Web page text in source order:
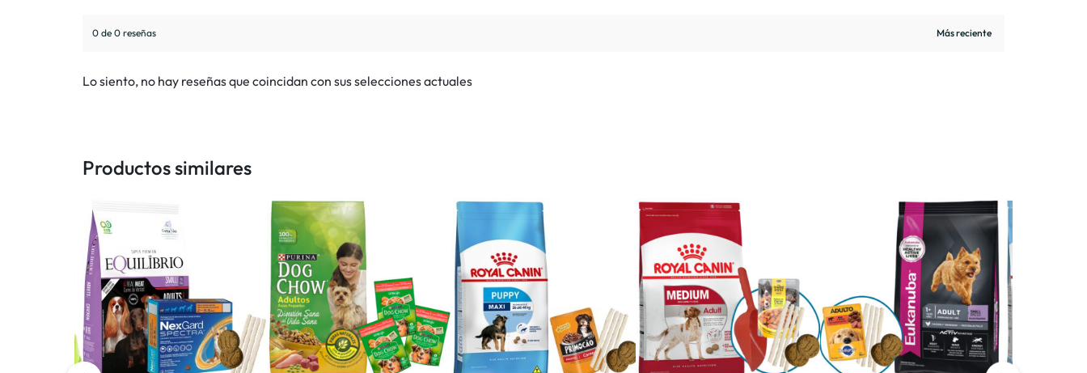
0 de 0 reseñas
Lo siento, no hay reseñas que coincidan con sus selecciones actuales
Productos similares